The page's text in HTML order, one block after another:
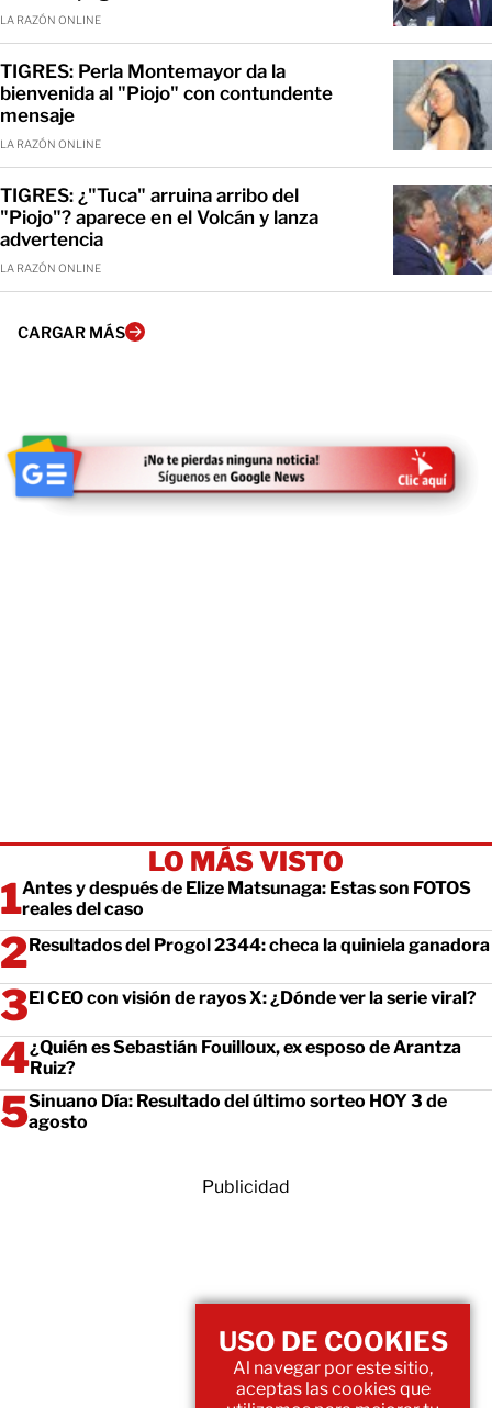
LA RAZÓN ONLINE
TIGRES: Perla Montemayor da la
bienvenida al "Piojo" con contundente
mensaje
LA RAZÓN ONLINE
TIGRES: ¿"Tuca" arruina arribo del
"Piojo"? aparece en el Volcán y lanza
advertencia
LA RAZÓN ONLINE
CARGAR MÁS
LO MÁS VISTO
Antes y después de Elize Matsunaga: Estas son FOTOS
reales del caso
Resultados del Progol 2344: checa la quiniela ganadora
El CEO con visión de rayos X: ¿Dónde ver la serie viral?
¿Quién es Sebastián Fouilloux, ex esposo de Arantza
Ruiz?
Sinuano Día: Resultado del último sorteo HOY 3 de
agosto
Publicidad
USO DE COOKIES
Al navegar por este sitio,
aceptas las cookies que